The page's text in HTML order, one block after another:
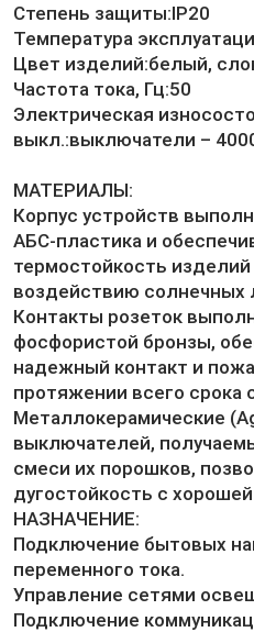
Степень защиты:IP20
Температура
Цвет изделий:белый,
Частота тока, Гц:50
Электрическая
выкл.:выключатели –
МАТЕРИАЛЫ:
Корпус устройств
АБС-пластика и
термостойкость изделий
воздействию солнечных
Контакты розеток
фосфористой бронзы,
надежный контакт и
протяжении всего срока
Металлокерамические
выключателей,
смеси их порошков,
дугостойкость с
НАЗНАЧЕНИЕ:
Подключение бытовых
переменного тока.
Управление сетями
Подключение